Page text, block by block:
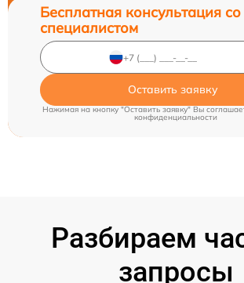
Бесплатная консультация со
специалистом
Оставить заявку
Нажимая на кнопку "Оставить заявку" Вы
конфиденциальности
Разбираем
запросы